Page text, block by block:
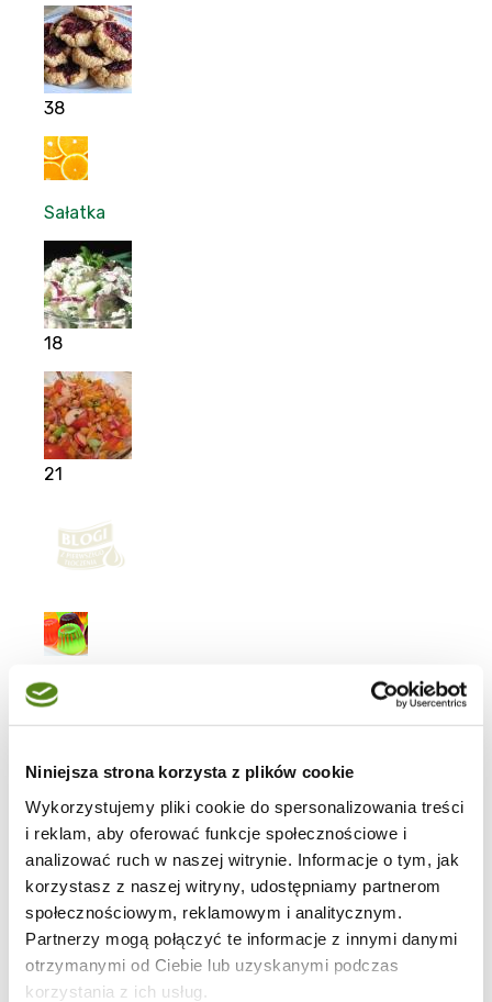
Niniejsza strona korzysta z plików cookie
Wykorzystujemy pliki cookie do spersonalizowania treści
i reklam, aby oferować funkcje społecznościowe i
analizować ruch w naszej witrynie. Informacje o tym, jak
korzystasz z naszej witryny, udostępniamy partnerom
społecznościowym, reklamowym i analitycznym.
Partnerzy mogą połączyć te informacje z innymi danymi
otrzymanymi od Ciebie lub uzyskanymi podczas
korzystania z ich usług.
38
Sałatka
18
21
sałatki
11
37